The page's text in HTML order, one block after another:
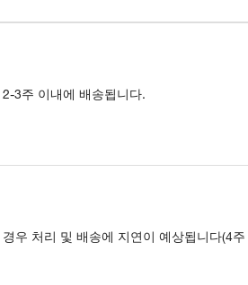
3주 이내에 배송됩니다.
우 처리 및 배송에 지연이 예상됩니다(4주